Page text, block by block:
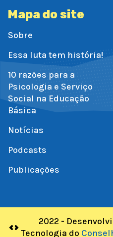
Mapa do site
Sobre
Essa luta tem história!
10 razões para a
Psicologia e Serviço
Social na Educação
Básica
Notícias
Podcasts
Publicações
2022 -
Tecnologia do